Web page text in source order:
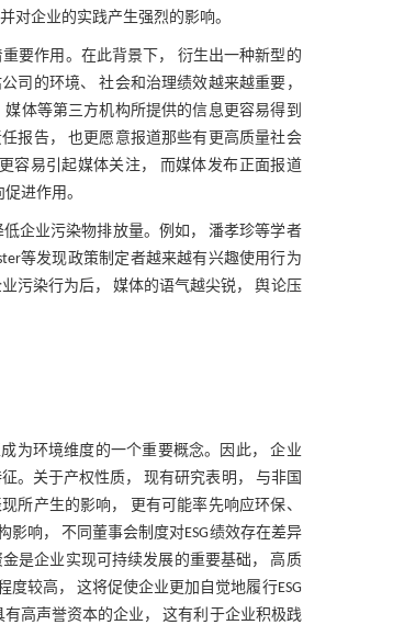
对企业的实践产生强烈的影响。
要作用。在此背景下， 衍生出一种新型的
司的环境、 社会和治理绩效越来越重要，
体等第三方机构所提供的信息更容易得到
报告， 也更愿意报道那些有更高质量社会
容易引起媒体关注， 而媒体发布正面报道
进作用。
企业污染物排放量。例如， 潘孝珍等学者
等发现政策制定者越来越有兴趣使用行为
污染行为后， 媒体的语气越尖锐， 舆论压
为环境维度的一个重要概念。因此， 企业
。关于产权性质， 现有研究表明， 与非国
所产生的影响， 更有可能率先响应环保、
响， 不同董事会制度对ESG绩效存在差异
是企业实现可持续发展的重要基础， 高质
度较高， 这将促使企业更加自觉地履行ESG
高声誉资本的企业， 这有利于企业积极践